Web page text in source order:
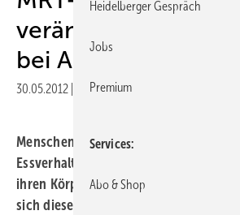
veränderte
bei Adipositas
30.05.2012 Druckvorschau
Menschen mit Adipositas zeigen
Essverhalten. Sie essen weit mehr, als
ihren Körper ausreichend mit Energie
sich dieses Verhalten auch im Gehirn
Heidelberger Gespräch
Jobs
Premium
Services
Abo & Shop